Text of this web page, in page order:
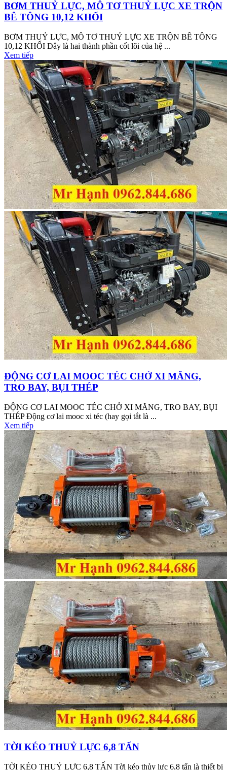
BƠM THUỶ LỰC, MÔ TƠ THUỶ LỰC XE TRỘN
BÊ TÔNG 10,12 KHỐI
BƠM THUỶ LỰC, MÔ TƠ THUỶ LỰC XE TRỘN BÊ TÔNG
10,12 KHỐI Đây là hai thành phần cốt lõi của hệ ...
Xem tiếp
ĐỘNG CƠ LAI MOOC TÉC CHỞ XI MĂNG,
TRO BAY, BỤI THÉP
ĐỘNG CƠ LAI MOOC TÉC CHỞ XI MĂNG, TRO BAY, BỤI
THÉP Động cơ lai mooc xi téc (hay gọi tắt là ...
Xem tiếp
TỜI KÉO THUỶ LỰC 6,8 TẤN
TỜI KÉO THUỶ LỰC 6,8 TẤN Tời kéo thủy lực 6,8 tấn là thiết bị